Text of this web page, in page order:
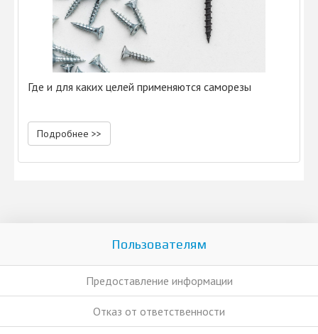
Где и для каких целей применяются саморезы
Подробнее >>
Пользователям
Предоставление информации
Отказ от ответственности